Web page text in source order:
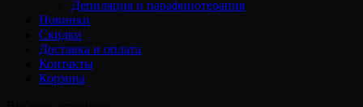
Депиляция и парафинотерапия
Новинки
Скидки
Доставка и оплата
Контакты
Корзина